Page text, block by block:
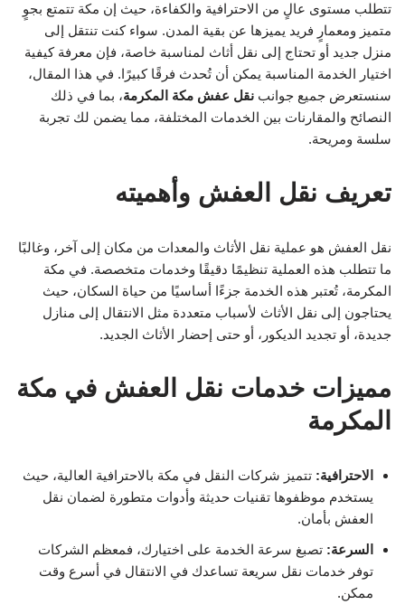
تتطلب مستوى عالٍ من الاحترافية والكفاءة، حيث إن مكة تتمتع بجوٍ
متميز ومعمارٍ فريد يميزها عن بقية المدن. سواء كنت تنتقل إلى
منزل جديد أو تحتاج إلى نقل أثاث لمناسبة خاصة، فإن معرفة كيفية
اختيار الخدمة المناسبة يمكن أن تُحدث فرقًا كبيرًا. في هذا المقال،
سنستعرض جميع جوانب نقل عفش مكة المكرمة، بما في ذلك
النصائح والمقارنات بين الخدمات المختلفة، مما يضمن لك تجربة
سلسة ومريحة.
تعريف نقل العفش وأهميته
نقل العفش هو عملية نقل الأثاث والمعدات من مكان إلى آخر، وغالبًا
ما تتطلب هذه العملية تنظيمًا دقيقًا وخدمات متخصصة. في مكة
المكرمة، تُعتبر هذه الخدمة جزءًا أساسيًا من حياة السكان، حيث
يحتاجون إلى نقل الأثاث لأسباب متعددة مثل الانتقال إلى منازل
جديدة، أو تجديد الديكور، أو حتى إحضار الأثاث الجديد.
مميزات خدمات نقل العفش في مكة
المكرمة
الاحترافية: تتميز شركات النقل في مكة بالاحترافية العالية، حيث
يستخدم موظفوها تقنيات حديثة وأدوات متطورة لضمان نقل
العفش بأمان.
السرعة: تصبغ سرعة الخدمة على اختيارك، فمعظم الشركات
توفر خدمات نقل سريعة تساعدك في الانتقال في أسرع وقت
ممكن.